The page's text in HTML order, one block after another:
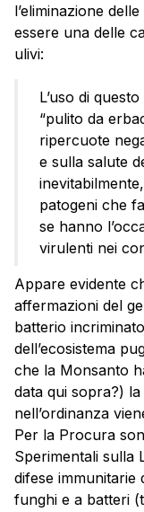
l’eliminazione
essere una delle
ulivi:
L’uso di
“pulito da
ripercuote
e sulla salute
patogeni che
se hanno
virulenti nei
Appare evidente
affermazioni del
batterio
dell’ecosistema
che la Monsanto
data qui sopra?)
nell’ordinanza
Per la Procura
Sperimentali sulla
difese immunitarie
funghi e a batteri